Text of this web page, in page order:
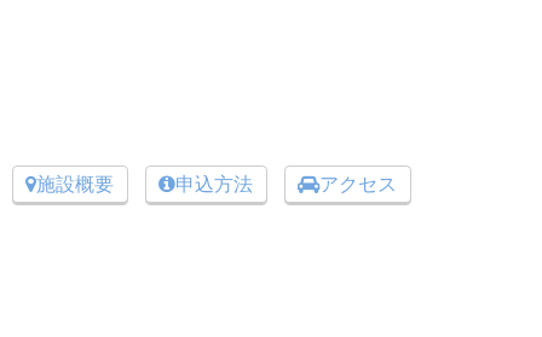
施設概要 申込方法 アクセス